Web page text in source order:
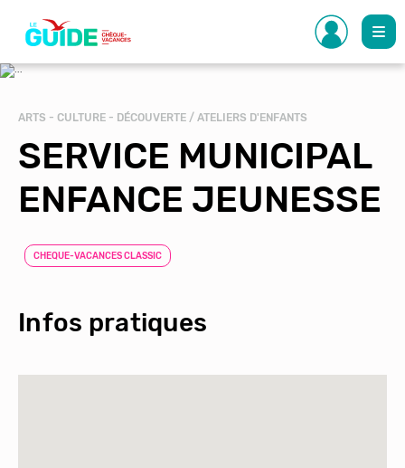
contenu
principal
ARTS - CULTURE - DÉCOUVERTE / ATELIERS D'ENFANTS
SERVICE MUNICIPAL
ENFANCE JEUNESSE
CHEQUE-VACANCES CLASSIC
Infos pratiques